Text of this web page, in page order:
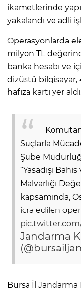
ikametlerinde
yakalandı ve adli
Operasyonlarda
milyon TL
banka hesabı ve
dizüstü bilgisayar,
hafıza kartı yer aldı.
Suçlarla
Şube
“Yasadışı
Malvarlığı
kapsamında,
icra edilen
Jandarma
Bursa İl Jandarma